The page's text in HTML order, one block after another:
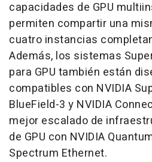
capacidades de GPU
permiten compartir una
cuatro instancias
Además, los sistemas
para GPU también están
compatibles con NVIDIA
BlueField-3 y NVIDIA
mejor escalado de
de GPU con NVIDIA
Spectrum Ethernet.